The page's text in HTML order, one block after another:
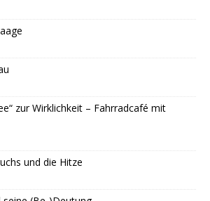
zur Wirklichkeit – Fahrradcafé mit
und die Hitze